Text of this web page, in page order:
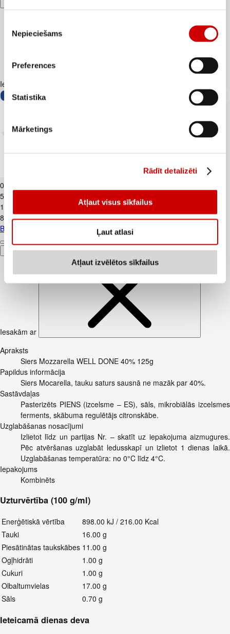
izvēle
Nepieciešams
Preferences
Statistika
Mārketings
Rādīt detalizēti
Atļaut visus sīkfailus
Ļaut atlasi
Atļaut izvēlētos sīkfailus
Iesakām ar
Biezpiens 9% VALMIERA 180g
0
5,5€/kg
1
8,83€/kg
Biezpiens 9% VALMIERA 180g
Pievienot
Iesakām ar
Apraksts
Siers Mozzarella WELL DONE 40% 125g
Papildus informācija
Siers Mocarella, tauku saturs sausnā ne mazāk par 40%.
Sastāvdaļas
Pasterizēts PIENS (izcelsme – ES), sāls, mikrobiālās izcelsmes
ferments, skābuma regulētājs citronskābe.
Uzglabāšanas nosacījumi
Izlietot līdz un partijas Nr. – skatīt uz iepakojuma aizmugures.
Pēc atvēršanas uzglabāt ledusskapī un izlietot 1 dienas laikā.
Uzglabāšanas temperatūra: no 0°C līdz 4°C.
Iepakojums
Kombinēts
Uzturvērtība (100 g/ml)
Enerģētiskā vērtība
898.00 kJ / 216.00 Kcal
Tauki
16.00 g
Piesātinātas taukskābes 11.00 g
Ogļhidrāti
1.00 g
Cukuri
1.00 g
Olbaltumvielas
17.00 g
Sāls
0.70 g
Ieteicamā dienas deva